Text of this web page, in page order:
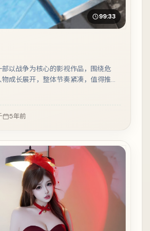
99:33
以战争为核心的影视作品，围绕危
成长展开，整体节奏紧凑，值得推荐
5年前